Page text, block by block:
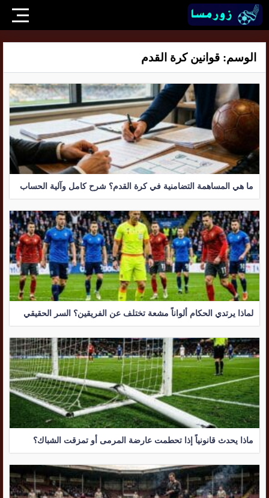
الوسم: قوانين كرة القدم
ما هي المساهمة التضامنية في كرة القدم؟ شرح كامل وآلية الحساب
لماذا يرتدي الحكام ألواناً مشعة تختلف عن الفريقين؟ السر الحقيقي
ماذا يحدث قانونياً إذا تحطمت عارضة المرمى أو تمزقت الشباك؟